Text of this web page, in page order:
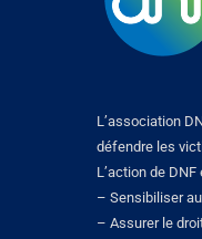
L’association
défendre les
L’action de
– Sensibiliser
– Assurer le